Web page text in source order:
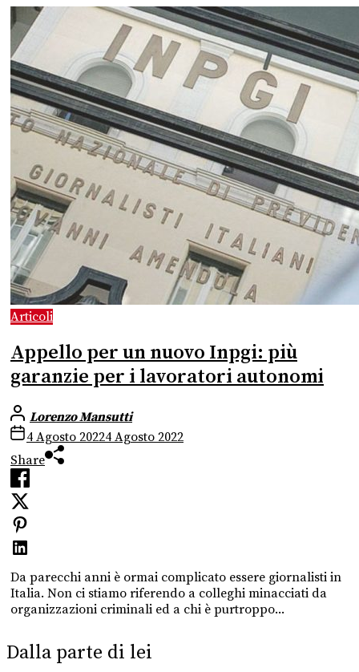
Articoli
Appello per un nuovo Inpgi: più
garanzie per i lavoratori autonomi
Lorenzo Mansutti
4 Agosto 20224 Agosto 2022
Share
Da parecchi anni è ormai complicato essere giornalisti in
Italia. Non ci stiamo riferendo a colleghi minacciati da
organizzazioni criminali ed a chi è purtroppo...
Dalla parte di lei